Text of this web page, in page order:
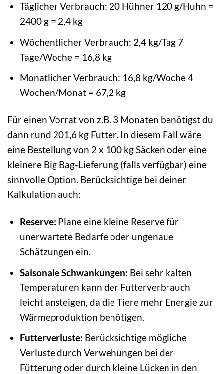
Täglicher Verbrauch: 20 Hühner 120 g/Huhn =
2400 g = 2,4 kg
Wöchentlicher Verbrauch: 2,4 kg/Tag 7
Tage/Woche = 16,8 kg
Monatlicher Verbrauch: 16,8 kg/Woche 4
Wochen/Monat = 67,2 kg
Für einen Vorrat von z.B. 3 Monaten benötigst du
dann rund 201,6 kg Futter. In diesem Fall wäre
eine Bestellung von 2 x 100 kg Säcken oder eine
kleinere Big Bag-Lieferung (falls verfügbar) eine
sinnvolle Option. Berücksichtige bei deiner
Kalkulation auch:
Reserve: Plane eine kleine Reserve für
unerwartete Bedarfe oder ungenaue
Schätzungen ein.
Saisonale Schwankungen: Bei sehr kalten
Temperaturen kann der Futterverbrauch
leicht ansteigen, da die Tiere mehr Energie zur
Wärmeproduktion benötigen.
Futterverluste: Berücksichtige mögliche
Verluste durch Verwehungen bei der
Fütterung oder durch kleine Lücken in den